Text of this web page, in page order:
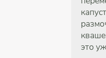
это